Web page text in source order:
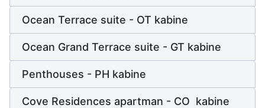
Ocean Terrace suite - OT kabine
Ocean Grand Terrace suite - GT kabine
Penthouses - PH kabine
Cove Residences apartman - CO kabine